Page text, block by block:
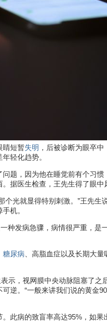
睛短暂失明 ，后被诊断为眼卒中
轻化趋势。
题，因为他在睡觉前有个习惯
据医生检查，王先生得了眼中
个光就显得特别刺激。”王先生
机。
种发病急骤，病情很严重，是
糖尿病、高脂血症以及长期大
示，视网膜中央动脉阻塞了之
逆。“一般来讲我们说的黄金
此病的致盲率高达95%，如